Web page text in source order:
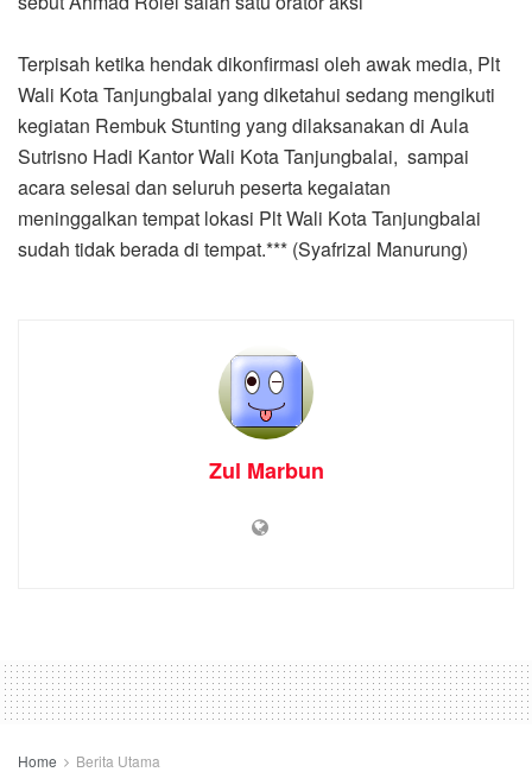
Terpisah ketika hendak dikonfirmasi oleh awak media, Plt
Wali Kota Tanjungbalai yang diketahui sedang mengikuti
kegiatan Rembuk Stunting yang dilaksanakan di Aula
Sutrisno Hadi Kantor Wali Kota Tanjungbalai, sampai
acara selesai dan seluruh peserta kegaiatan
meninggalkan tempat lokasi Plt Wali Kota Tanjungbalai
sudah tidak berada di tempat.*** (Syafrizal Manurung)
Zul Marbun
Home Berita Utama